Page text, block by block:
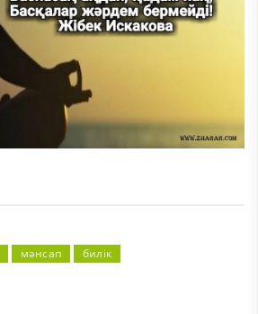
мәнсап билік